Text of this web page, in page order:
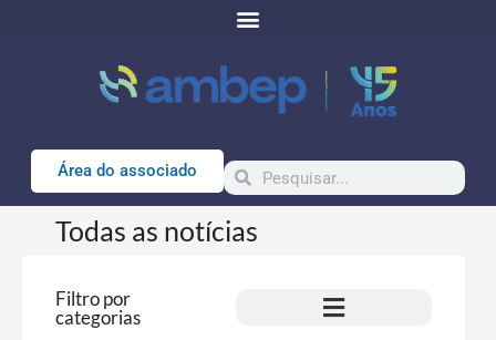
Área do associado
Todas as notícias
Filtro por
categorias